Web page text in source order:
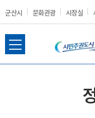
군산시 문화관광 시장실
군
전
체